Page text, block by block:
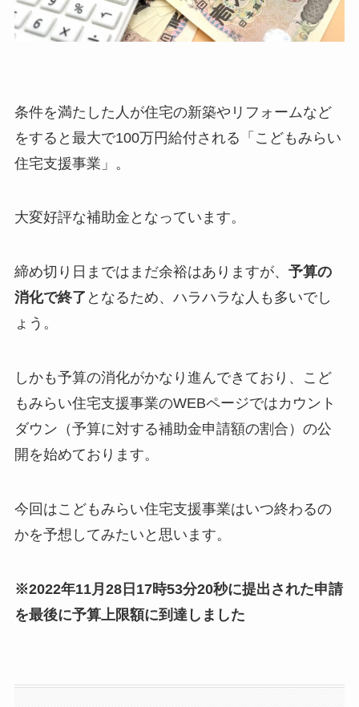
条件を満たした人が住宅の新築やリフォームなど
をすると最大で100万円給付される「こどもみらい
住宅支援事業」。
大変好評な補助金となっています。
締め切り日まではまだ余裕はありますが、 予算の
消化で終了 となるため、ハラハラな人も多いでし
ょう。
しかも予算の消化がかなり進んできており、こど
もみらい住宅支援事業のWEBページではカウント
ダウン（予算に対する補助金申請額の割合）の公
開を始めております。
今回はこどもみらい住宅支援事業はいつ終わるの
かを予想してみたいと思います。
※2022年11月28日17時53分20秒に提出された申請
を最後に予算上限額に到達しました